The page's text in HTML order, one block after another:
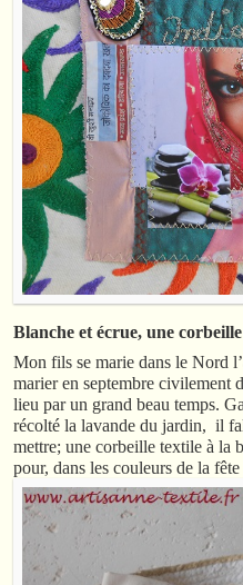
Blanche et écrue, une
Mon fils se marie dans le Nord
marier en septembre civilement
lieu par un grand beau temps.
récolté la lavande du jardin, il
mettre; une corbeille textile à la
pour, dans les couleurs de la